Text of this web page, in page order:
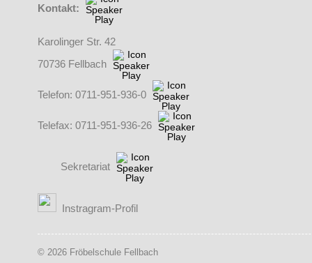
Kontakt:
Karolinger Str. 42
70736 Fellbach
Telefon: 0711-951-936-0
Telefax: 0711-951-936-26
Sekretariat
Instragram-Profil
© 2026 Fröbelschule Fellbach